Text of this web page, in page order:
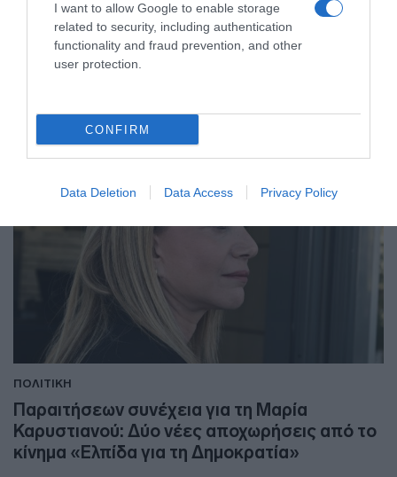
I want to allow Google to enable storage
related to security, including authentication
functionality and fraud prevention, and other
user protection.
CONFIRM
Data Deletion Data Access Privacy Policy
καθαρίσω»
Τι ανέφερε σε ανάρτησή της
ΠΟΛΙΤΙΚΗ
Παραιτήσεων συνέχεια για τη Μαρία
Καρυστιανού: Δύο νέες αποχωρήσεις από το
κίνημα «Ελπίδα για τη Δημοκρατία»